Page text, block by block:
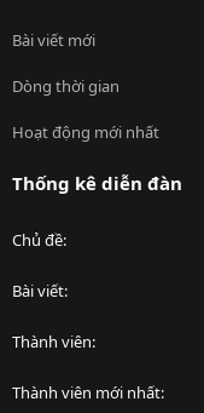
Bài viết mới
Dòng thời gian
Hoạt động mới nhất
Thống kê diễn đàn
Chủ đề
Bài viết
Thành viên
Thành viên mới nhất